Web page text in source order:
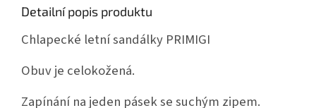
Detailní popis produktu
Chlapecké letní sandálky PRIMIGI
Obuv je celokožená.
Zapínání na jeden pásek se suchým zipem.